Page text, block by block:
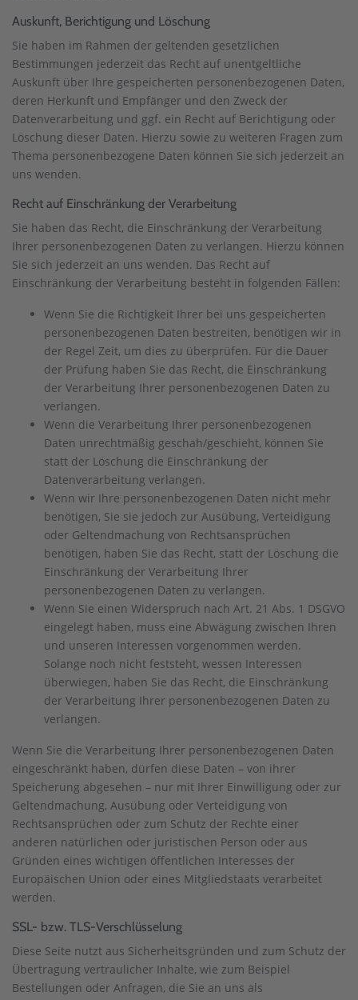
Auskunft, Berichtigung und Löschung
Sie haben im Rahmen der geltenden gesetzlichen
Bestimmungen jederzeit das Recht auf unentgeltliche
Auskunft über Ihre gespeicherten personenbezogenen Daten,
deren Herkunft und Empfänger und den Zweck der
Datenverarbeitung und ggf. ein Recht auf Berichtigung oder
Löschung dieser Daten. Hierzu sowie zu weiteren Fragen zum
Thema personenbezogene Daten können Sie sich jederzeit an
uns wenden.
Recht auf Einschränkung der Verarbeitung
Sie haben das Recht, die Einschränkung der Verarbeitung
Ihrer personenbezogenen Daten zu verlangen. Hierzu können
Sie sich jederzeit an uns wenden. Das Recht auf
Einschränkung der Verarbeitung besteht in folgenden Fällen:
Wenn Sie die Richtigkeit Ihrer bei uns gespeicherten
personenbezogenen Daten bestreiten, benötigen wir in
der Regel Zeit, um dies zu überprüfen. Für die Dauer
der Prüfung haben Sie das Recht, die Einschränkung
der Verarbeitung Ihrer personenbezogenen Daten zu
verlangen.
Wenn die Verarbeitung Ihrer personenbezogenen
Daten unrechtmäßig geschah/geschieht, können Sie
statt der Löschung die Einschränkung der
Datenverarbeitung verlangen.
Wenn wir Ihre personenbezogenen Daten nicht mehr
benötigen, Sie sie jedoch zur Ausübung, Verteidigung
oder Geltendmachung von Rechtsansprüchen
benötigen, haben Sie das Recht, statt der Löschung die
Einschränkung der Verarbeitung Ihrer
personenbezogenen Daten zu verlangen.
Wenn Sie einen Widerspruch nach Art. 21 Abs. 1 DSGVO
eingelegt haben, muss eine Abwägung zwischen Ihren
und unseren Interessen vorgenommen werden.
Solange noch nicht feststeht, wessen Interessen
überwiegen, haben Sie das Recht, die Einschränkung
der Verarbeitung Ihrer personenbezogenen Daten zu
verlangen.
Wenn Sie die Verarbeitung Ihrer personenbezogenen Daten
eingeschränkt haben, dürfen diese Daten – von ihrer
Speicherung abgesehen – nur mit Ihrer Einwilligung oder zur
Geltendmachung, Ausübung oder Verteidigung von
Rechtsansprüchen oder zum Schutz der Rechte einer
anderen natürlichen oder juristischen Person oder aus
Gründen eines wichtigen öffentlichen Interesses der
Europäischen Union oder eines Mitgliedstaats verarbeitet
werden.
SSL- bzw. TLS-Verschlüsselung
Diese Seite nutzt aus Sicherheitsgründen und zum Schutz der
Übertragung vertraulicher Inhalte, wie zum Beispiel
Bestellungen oder Anfragen, die Sie an uns als